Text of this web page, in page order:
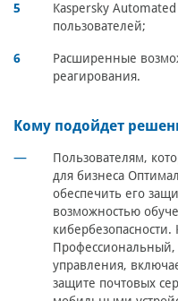
Kaspersky
пользователей;
Расширенные
реагирования.
Кому подойдет
Пользователям,
для бизнеса
обеспечить его
возможностью
кибербезопасности.
управления,
защите почтовых